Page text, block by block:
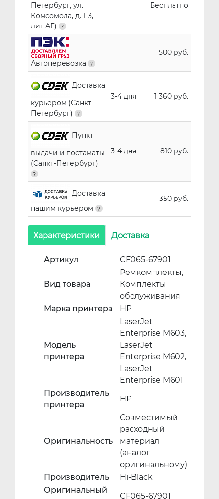
Петербург, ул.
Комсомола, д. 1-3,
лит АГ)
Бесплатно
Автоперевозка
500 руб.
Доставка
курьером (Санкт-
Петербург)
3-4 дня 1 360 руб.
Пункт
выдачи и постаматы
(Санкт-Петербург)
3-4 дня 810 руб.
Доставка
нашим курьером
350 руб.
Характеристики Доставка
Артикул CF065-67901
Вид товара
Ремкомплекты,
Комплекты
обслуживания
Марка принтера
HP
Модель
принтера
LaserJet
Enterprise M603,
LaserJet
Enterprise M602,
LaserJet
Enterprise M601
Производитель
принтера
HP
Оригинальность
Совместимый
расходный
материал
(аналог
оригинальному)
Производитель
Hi-Black
Оригинальный
CF065-67901